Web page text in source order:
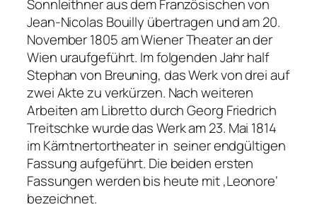
Sonnleithner aus dem Französischen von
Jean-Nicolas Bouilly übertragen und am 20.
November 1805 am Wiener Theater an der
Wien uraufgeführt. Im folgenden Jahr half
Stephan von Breuning, das Werk von drei auf
zwei Akte zu verkürzen. Nach weiteren
Arbeiten am Libretto durch Georg Friedrich
Treitschke wurde das Werk am 23. Mai 1814
im Kärntnertortheater in seiner endgültigen
Fassung aufgeführt. Die beiden ersten
Fassungen werden bis heute mit ‚Leonore‘
bezeichnet.